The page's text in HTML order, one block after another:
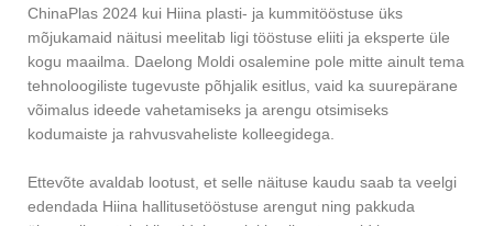
ChinaPlas 2024 kui Hiina plasti- ja kummitööstuse üks
mõjukamaid näitusi meelitab ligi tööstuse eliiti ja eksperte üle
kogu maailma. Daelong Moldi osalemine pole mitte ainult tema
tehnoloogiliste tugevuste põhjalik esitlus, vaid ka suurepärane
võimalus ideede vahetamiseks ja arengu otsimiseks
kodumaiste ja rahvusvaheliste kolleegidega.
Ettevõte avaldab lootust, et selle näituse kaudu saab ta veelgi
edendada Hiina hallitusetööstuse arengut ning pakkuda